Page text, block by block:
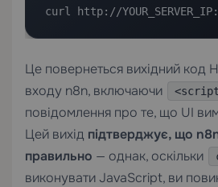
curl http://
Це повернеться вихідний код
входу n8n, включаючи
повідомлення про те, що UI
Цей вихід підтверджує, що
правильно — однак, оскільки
виконувати JavaScript, ви